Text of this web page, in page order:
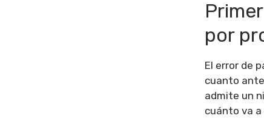
por
El error de
cuanto
admite un
cuánto va